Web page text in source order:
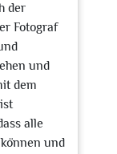
der
Fotograf
und
dem
alle
und